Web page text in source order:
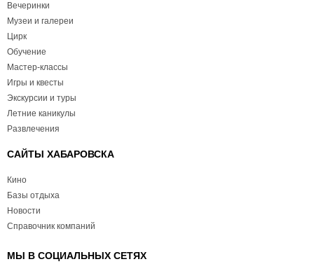
Вечеринки
Музеи и галереи
Цирк
Обучение
Мастер-классы
Игры и квесты
Экскурсии и туры
Летние каникулы
Развлечения
САЙТЫ ХАБАРОВСКА
Кино
Базы отдыха
Новости
Справочник компаний
МЫ В СОЦИАЛЬНЫХ СЕТЯХ